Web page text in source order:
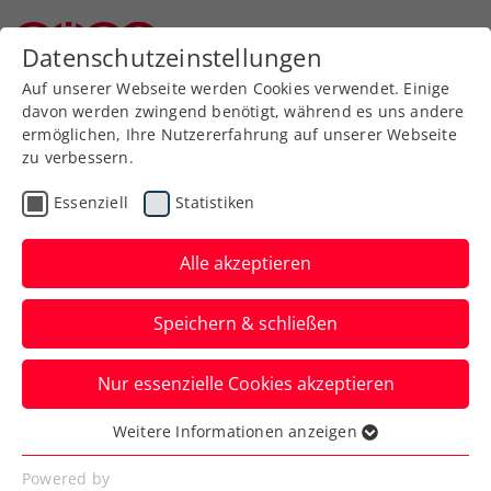
Zurück zur Newsübersicht
Turniere
Danube Upper Austria
Open powered by SKE:
Austro-Duell an
Oberleitner
Der Wiener schlägt auch Joel Schwärzler
und steht beim ATP-Challenger in
Mauthausen im Viertelfinale.
Datenschutzeinstellungen
Auf unserer Webseite werden Cookies verwendet. Einige
davon werden zwingend benötigt, während es uns andere
ermöglichen, Ihre Nutzererfahrung auf unserer Webseite
zu verbessern.
Essenziell Statistiken
Alle akzeptieren
Speichern & schließen
Nur essenzielle Cookies akzeptieren
Essenziell
Essenzielle Cookies werden für grundlegende
Weitere Informationen anzeigen
Powered by